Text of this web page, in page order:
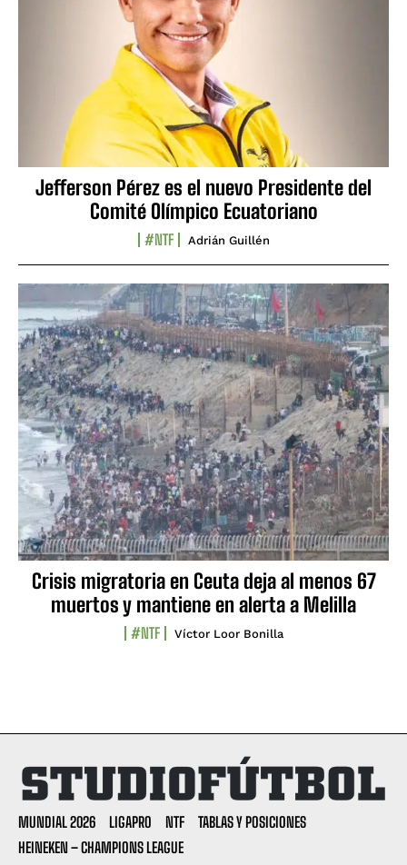
Jefferson Pérez es el nuevo Presidente del
Comité Olímpico Ecuatoriano
#NTF Adrián Guillén
Crisis migratoria en Ceuta deja al menos 67
muertos y mantiene en alerta a Melilla
#NTF Víctor Loor Bonilla
MUNDIAL 2026 LIGAPRO NTF
TABLAS Y POSICIONES
HEINEKEN – CHAMPIONS LEAGUE